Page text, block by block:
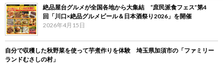
絶品屋台グルメが全国各地から大集結 “庶民派食フェス”第4
回「川口×絶品グルメビール＆日本酒祭り2026」を開催
2026年4月15日
自分で収穫した秋野菜を使って芋煮作りを体験 埼玉県加須市の「ファミリー
ランドむさしの村」